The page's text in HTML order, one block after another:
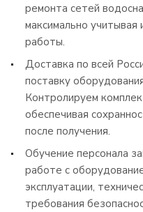
ремонта сетей
максимально учитывая
работы.
Доставка по всей
поставку
Контролируем
обеспечивая
после получения.
Обучение персонала
работе с
эксплуатации,
требования